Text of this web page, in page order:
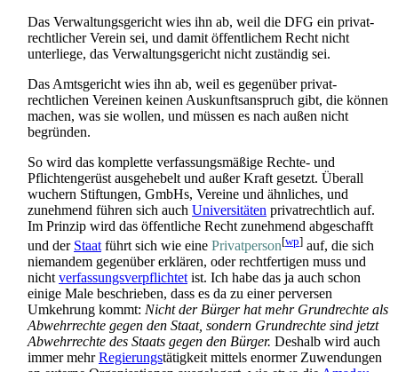
Das Verwaltungsgericht wies ihn ab, weil die DFG ein privat­
rechtlicher Verein sei, und damit öffentlichem Recht nicht
unterliege, das Verwaltungs­gericht nicht zuständig sei.
Das Amtsgericht wies ihn ab, weil es gegenüber privat­
rechtlichen Vereinen keinen Auskunfts­anspruch gibt, die können
machen, was sie wollen, und müssen es nach außen nicht
begründen.
So wird das komplette verfassungs­mäßige Rechte- und
Pflichten­gerüst ausgehebelt und außer Kraft gesetzt. Überall
wuchern Stiftungen, GmbHs, Vereine und ähnliches, und
zunehmend führen sich auch Universitäten privat­rechtlich auf.
Im Prinzip wird das öffentliche Recht zunehmend abgeschafft
und der Staat führt sich wie eine Privatperson[wp] auf, die sich
niemandem gegenüber erklären, oder rechtfertigen muss und
nicht verfassungs­verpflichtet ist. Ich habe das ja auch schon
einige Male beschrieben, dass es da zu einer perversen
Umkehrung kommt: Nicht der Bürger hat mehr Grundrechte als
Abwehrrechte gegen den Staat, sondern Grundrechte sind jetzt
Abwehrrechte des Staats gegen den Bürger. Deshalb wird auch
immer mehrRegierungs­tätigkeit mittels enormer Zuwendungen